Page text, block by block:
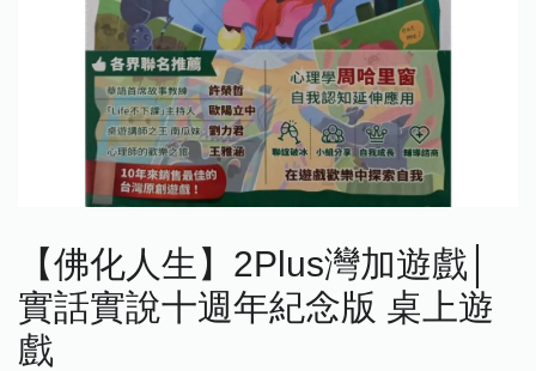
【佛化人生】2Plus灣加遊戲│
實話實說十週年紀念版 桌上遊
戲